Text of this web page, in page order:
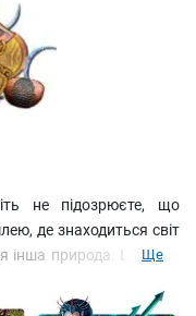
не підозрюєте, що
де знаходиться світ
інша природа. Цей світ
розгадати всі
Ще